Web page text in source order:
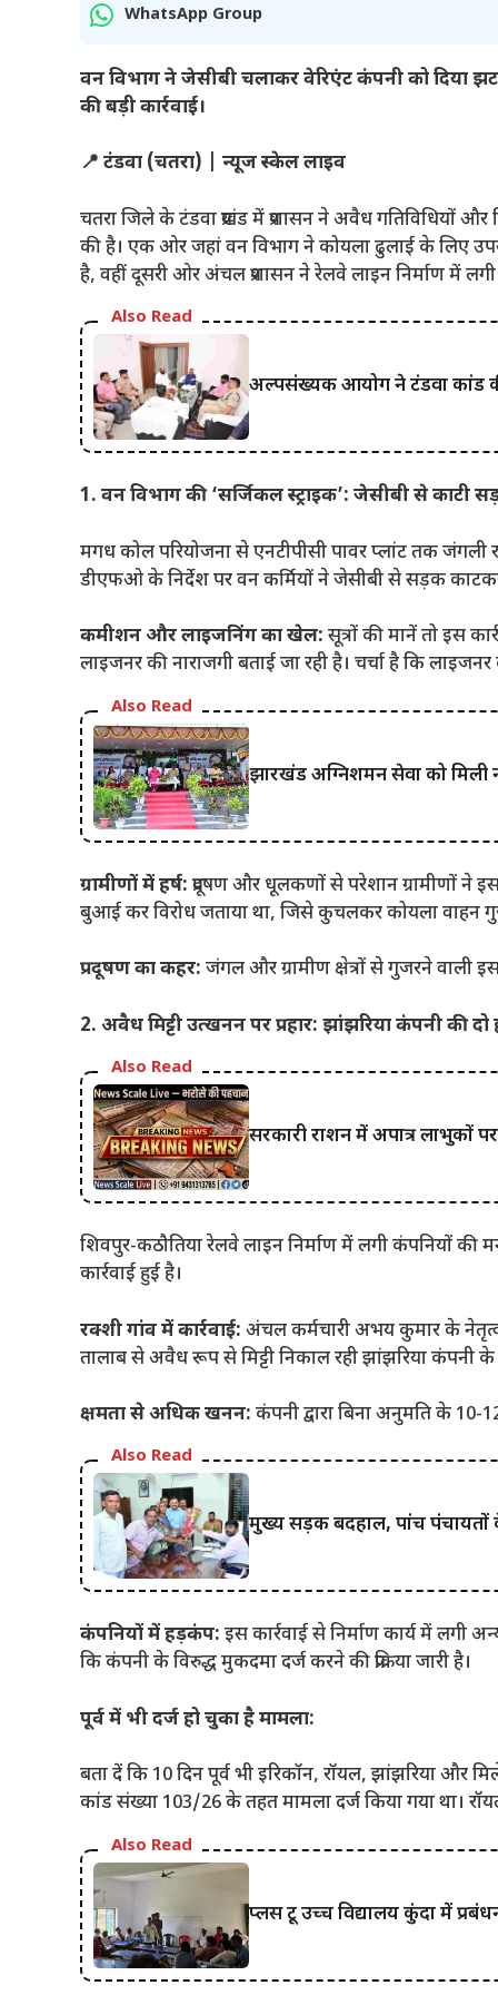
WhatsApp Group
वन विभाग ने जेसीबी चलाकर वेरिएंट कंपनी को दिया
की बड़ी कार्रवाई।
📍 टंडवा (चतरा) | न्यूज स्केल लाइव
चतरा जिले के टंडवा प्रखंड में प्रशासन ने अवैध गतिविधियों
की है। एक ओर जहां वन विभाग ने कोयला ढुलाई के लिए
है, वहीं दूसरी ओर अंचल प्रशासन ने रेलवे लाइन निर्माण में
Also Read
अल्पसंख्यक आयोग ने टंडवा कांड की
1. वन विभाग की ‘सर्जिकल स्ट्राइक’: जेसीबी से काटी
मगध कोल परियोजना से एनटीपीसी पावर प्लांट तक जंगली
डीएफओ के निर्देश पर वन कर्मियों ने जेसीबी से सड़क
कमीशन और लाइजनिंग का खेल: सूत्रों की मानें तो इस
लाइजनर की नाराजगी बताई जा रही है। चर्चा है कि
Also Read
झारखंड अग्निशमन सेवा को मिली
ग्रामीणों में हर्ष: प्रदूषण और धूलकणों से परेशान ग्रामीणों ने
बुआई कर विरोध जताया था, जिसे कुचलकर कोयला वाहन
प्रदूषण का कहर: जंगल और ग्रामीण क्षेत्रों से गुजरने वाली
2. अवैध मिट्टी उत्खनन पर प्रहार: झांझरिया कंपनी की दो
Also Read
सरकारी राशन में अपात्र लाभुकों
शिवपुर-कठौतिया रेलवे लाइन निर्माण में लगी कंपनियों
कार्रवाई हुई है।
रक्शी गांव में कार्रवाई: अंचल कर्मचारी अभय कुमार के
तालाब से अवैध रूप से मिट्टी निकाल रही झांझरिया कंपनी के
क्षमता से अधिक खनन: कंपनी द्वारा बिना अनुमति के 10-
Also Read
मुख्य सड़क बदहाल, पांच पंचायतों
कंपनियों में हड़कंप: इस कार्रवाई से निर्माण कार्य में
कि कंपनी के विरुद्ध मुकदमा दर्ज करने की प्रक्रिया जारी है।
पूर्व में भी दर्ज हो चुका है मामला:
बता दें कि 10 दिन पूर्व भी इरिकॉन, रॉयल, झांझरिया
कांड संख्या 103/26 के तहत मामला दर्ज किया गया था।
Also Read
प्लस टू उच्च विद्यालय कुंदा में